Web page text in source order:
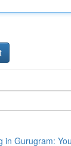
in Gurugram: